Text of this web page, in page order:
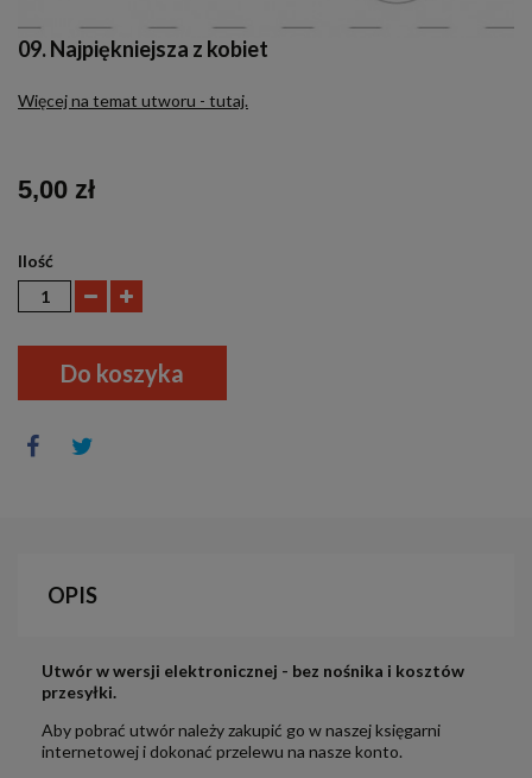
09. Najpiękniejsza z kobiet
Więcej na temat utworu - tutaj.
5,00 zł
Ilość
Do koszyka
OPIS
Utwór w wersji elektronicznej - bez nośnika i kosztów
przesyłki.
Aby pobrać utwór należy zakupić go w naszej księgarni
internetowej i dokonać przelewu na nasze konto.